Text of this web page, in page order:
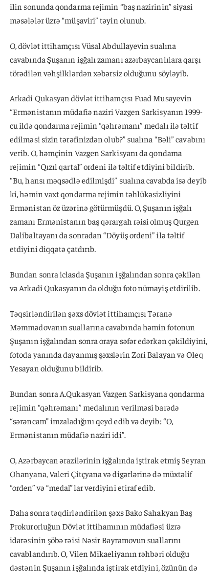
ilin sonunda qondarma rejimin “baş nazirinin” siyasi
məsələlər üzrə “müşaviri” təyin olunub.
O, dövlət ittihamçısı Vüsal Abdullayevin sualına
cavabında Şuşanın işğalı zamanı azərbaycanlılara qarşı
törədilən vəhşilklərdən xəbərsiz olduğunu söyləyib.
Arkadi Qukasyan dövlət ittihamçısı Fuad Musayevin
“Ermənistanın müdafiə naziri Vazgen Sarkisyanın 1999-
cu ildə qondarma rejimin “qəhrəmanı” medalı ilə təltif
edilməsi sizin tərəfinizdən olub?” sualına “Bəli” cavabını
verib. O, həmçinin Vazgen Sarkisyanı da qondama
rejimin “Qızıl qartal” ordeni ilə təltif etdiyini bildirib.
“Bu, hansı məqsədlə edilmişdi” sualına cavabda isə deyib
ki, həmin vaxt qondarma rejimin təhlükəsizliyini
Ermənistan öz üzərinə götürmüşdü. O, Şuşanın işğalı
zamanı Ermənistanın baş qərargah rəisi olmuş Qurgen
Dalibaltayanı da sonradan “Döyüş ordeni” ilə təltif
etdiyini diqqətə çatdırıb.
Bundan sonra iclasda Şuşanın işğalından sonra çəkilən
və Arkadi Qukasyanın da olduğu foto nümayiş etdirilib.
Təqsirləndirilən şəxs dövlət ittihamçısı Təranə
Məmmədovanın suallarına cavabında həmin fotonun
Şuşanın işğalından sonra oraya səfər edərkən çəkildiyini,
fotoda yanında dayanmış şəxslərin Zori Balayan və Oleq
Yesayan olduğunu bildirib.
Bundan sonra A.Qukasyan Vazgen Sarkisyana qondarma
rejimin “qəhrəmanı” medalının verilməsi barədə
“sərəncam” imzaladığını qeyd edib və deyib: “O,
Ermənistanın müdafiə naziri idi”.
O, Azərbaycan ərazilərinin işğalında iştirak etmiş Seyran
Ohanyana, Valeri Çitçyana və digərlərinə də müxtəlif
“orden” və “medal”lar verdiyini etiraf edib.
Daha sonra təqdirləndirilən şəxs Bako Sahakyan Baş
Prokurorluğun Dövlət ittihamının müdafiəsi üzrə
idarəsinin şöbə rəisi Nəsir Bayramovun suallarını
cavablandırıb. O, Vilen Mikaeliyanın rəhbəri olduğu
dəstənin Şuşanın işğalında iştirak etdiyini, özünün də